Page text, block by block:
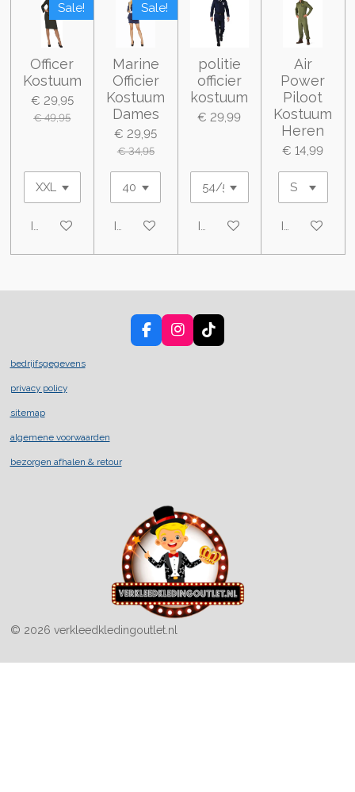
Sale!
Officer
Kostuum
€ 29,95
€ 49,95
In winkelwagen
Sale!
Marine
Officier
Kostuum
Dames
€ 29,95
€ 34,95
In winkelwagen
politie
officier
kostuum
€ 29,99
In winkelwagen
Air
Power
Piloot
Kostuum
Heren
€ 14,99
In
F
a
I
n
T
i
bedrijfsgegevens
privacy policy
sitemap
algemene voorwaarden
bezorgen afhalen & retour
© 2026 verkleedkledingoutlet.nl